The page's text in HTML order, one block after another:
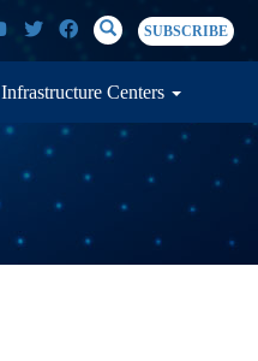
SEARCH
SearchSUBSCRIBE
Infrastructure Centers